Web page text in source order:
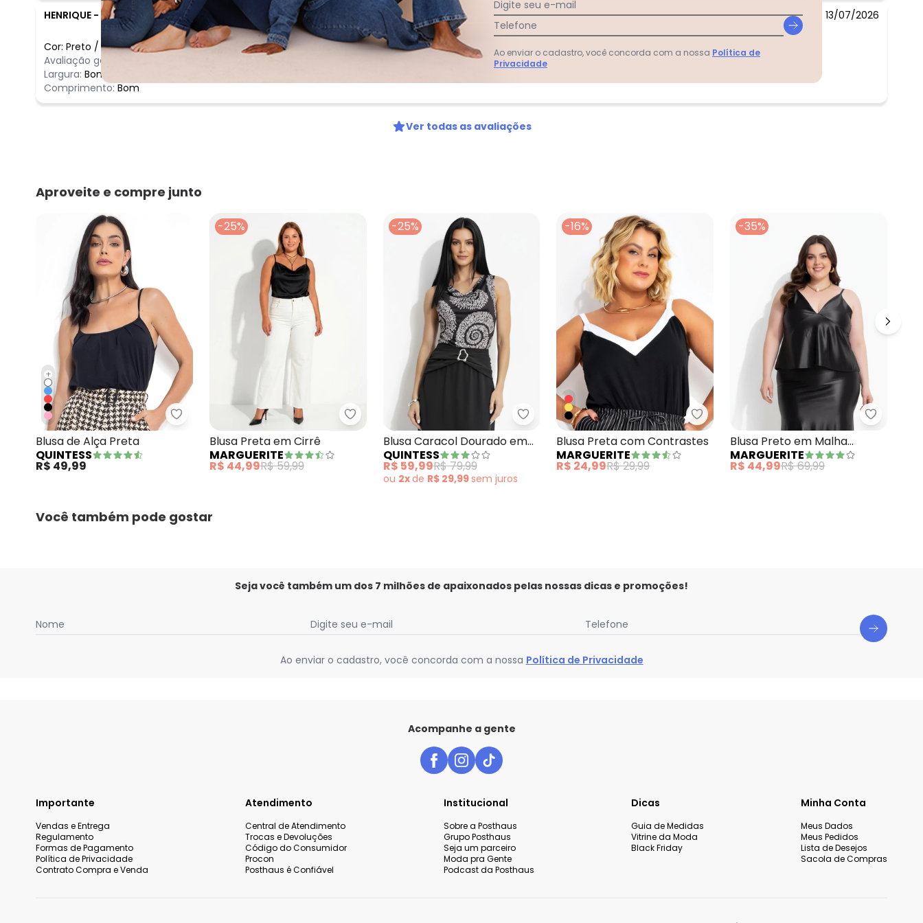
HENRIQUE - MAIRIPORA - SP 13/07/2026
Cor: Preto /M
Avaliação geral do produto:
Largura: Bom
Comprimento:Bom
Comentário:
Ótimo
Ver todas as avaliações
Aproveite e compre junto
+
Quintess - Blusa de Alça Preta
Blusa de Alça Preta
QUINTESS
R$ 49,99
-25%
Marguerite - Blusa Preta em Cirrê
Blusa Preta em Cirrê
MARGUERITE
R$ 44,99R$ 59,99
-25%
Quintess - Blusa Caracol Dourado em Malha Fria
Blusa Caracol Dourado em
Malha Fria
QUINTESS
R$ 59,99R$ 79,99
ou 2xde R$ 29,99sem juros
-16%
Marguerite - Blusa Preta com Contrastes
Blusa Preta com Contrastes
MARGUERITE
R$ 24,99R$ 29,99
-35%
Blusa Preto em Malha
Acetinada
MARGUERITE
R$ 44,99R$ 69,99
Você também pode gostar
Seja você também um dos 7 milhões de apaixonados pelas nossas dicas e promoções!
Nome Digite seu e-mail Telefone
Ao enviar o cadastro, você concorda com a nossa Política de Privacidade
Acompanhe a gente
Importante
Vendas e Entrega
Regulamento
Formas de Pagamento
Política de Privacidade
Contrato Compra e Venda
Atendimento
Central de Atendimento
Trocas e Devoluções
Código do Consumidor
Procon
Posthaus é Confiável
Institucional
Sobre a Posthaus
Grupo Posthaus
Seja um parceiro
Moda pra Gente
Podcast da Posthaus
Dicas
Guia de Medidas
Vitrine da Moda
Black Friday
Minha Conta
Meus Dados
Meus Pedidos
Lista de Desejos
Sacola de Compras
Digite seu e-mail
Telefone
Ao enviar o cadastro, você concorda com a nossa Política de
Privacidade